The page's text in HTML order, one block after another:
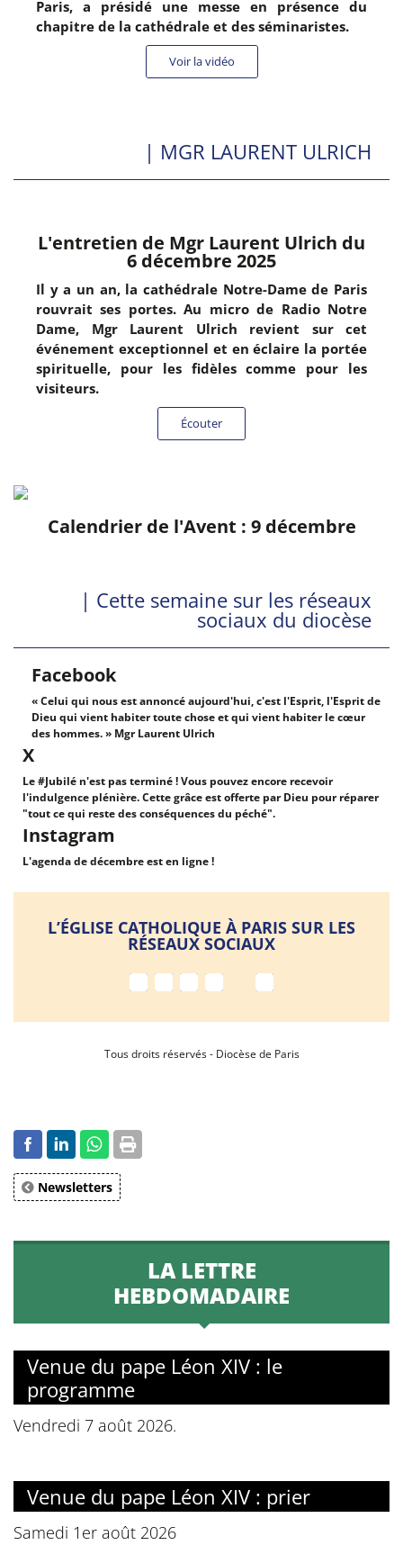
Paris, a présidé une messe en présence du
chapitre de la cathédrale et des séminaristes.
Voir la vidéo
| MGR LAURENT ULRICH
L'entretien de Mgr Laurent Ulrich du
6 décembre 2025
Il y a un an, la cathédrale Notre-Dame de Paris
rouvrait ses portes. Au micro de Radio Notre
Dame, Mgr Laurent Ulrich revient sur cet
événement exceptionnel et en éclaire la portée
spirituelle, pour les fidèles comme pour les
visiteurs.
Écouter
Calendrier de l'Avent : 9 décembre
| Cette semaine sur les réseaux
sociaux du diocèse
Facebook
« Celui qui nous est annoncé aujourd'hui, c'est l'Esprit, l'Esprit de
Dieu qui vient habiter toute chose et qui vient habiter le cœur
des hommes. » Mgr Laurent Ulrich
X
Le #Jubilé n'est pas terminé ! Vous pouvez encore recevoir
l'indulgence plénière. Cette grâce est offerte par Dieu pour réparer
"tout ce qui reste des conséquences du péché".
Instagram
L'agenda de décembre est en ligne !
L’ÉGLISE CATHOLIQUE À PARIS SUR LES
RÉSEAUX SOCIAUX
Tous droits réservés - Diocèse de Paris
Newsletters
LA LETTRE
HEBDOMADAIRE
Venue du pape Léon XIV : le
programme
Vendredi 7 août 2026.
Venue du pape Léon XIV : prier
Samedi 1er août 2026